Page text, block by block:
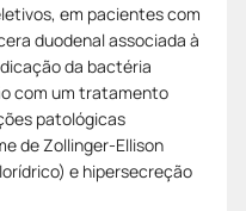
em pacientes com
duodenal associada à
da bactéria
com um tratamento
patológicas
de Zollinger-Ellison
e hipersecreção